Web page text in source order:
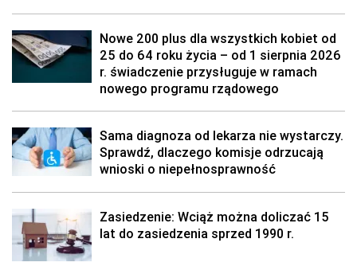
Nowe 200 plus dla wszystkich kobiet od
25 do 64 roku życia – od 1 sierpnia 2026
r. świadczenie przysługuje w ramach
nowego programu rządowego
Sama diagnoza od lekarza nie wystarczy.
Sprawdź, dlaczego komisje odrzucają
wnioski o niepełnosprawność
Zasiedzenie: Wciąż można doliczać 15
lat do zasiedzenia sprzed 1990 r.